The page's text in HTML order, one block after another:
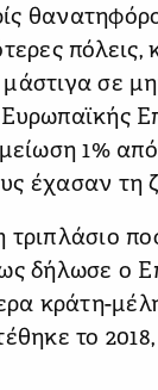
σε
1%
έχασαν τη
δήλωσε ο
κράτη-
το